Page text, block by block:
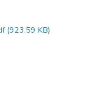
(923.59 KB)